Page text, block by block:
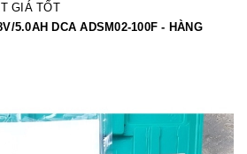
GIÁ TỐT
5.0AH DCA ADSM02-100F - HÀNG